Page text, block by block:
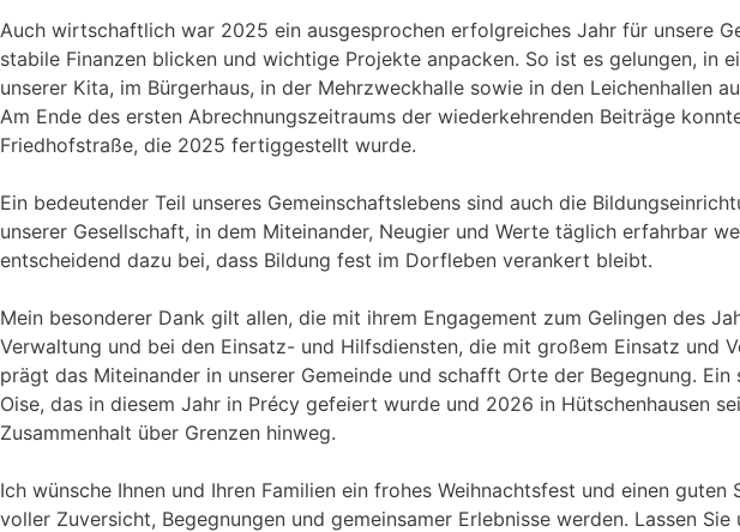
Auch wirtschaftlich war 2025 ein ausgesprochen erfolgreiches Jahr für unsere
stabile Finanzen blicken und wichtige Projekte anpacken. So ist es gelungen, in
unserer Kita, im Bürgerhaus, in der Mehrzweckhalle sowie in den Leichenhallen
Am Ende des ersten Abrechnungszeitraums der wiederkehrenden Beiträge
Friedhofstraße, die 2025 fertiggestellt wurde.
Ein bedeutender Teil unseres Gemeinschaftslebens sind auch die
unserer Gesellschaft, in dem Miteinander, Neugier und Werte täglich erfahrbar
entscheidend dazu bei, dass Bildung fest im Dorfleben verankert bleibt.
Mein besonderer Dank gilt allen, die mit ihrem Engagement zum Gelingen des
Verwaltung und bei den Einsatz- und Hilfsdiensten, die mit großem Einsatz und
prägt das Miteinander in unserer Gemeinde und schafft Orte der Begegnung.
Oise, das in diesem Jahr in Précy gefeiert wurde und 2026 in Hütschenhausen
Zusammenhalt über Grenzen hinweg.
Ich wünsche Ihnen und Ihren Familien ein frohes Weihnachtsfest und einen
voller Zuversicht, Begegnungen und gemeinsamer Erlebnisse werden. Lassen